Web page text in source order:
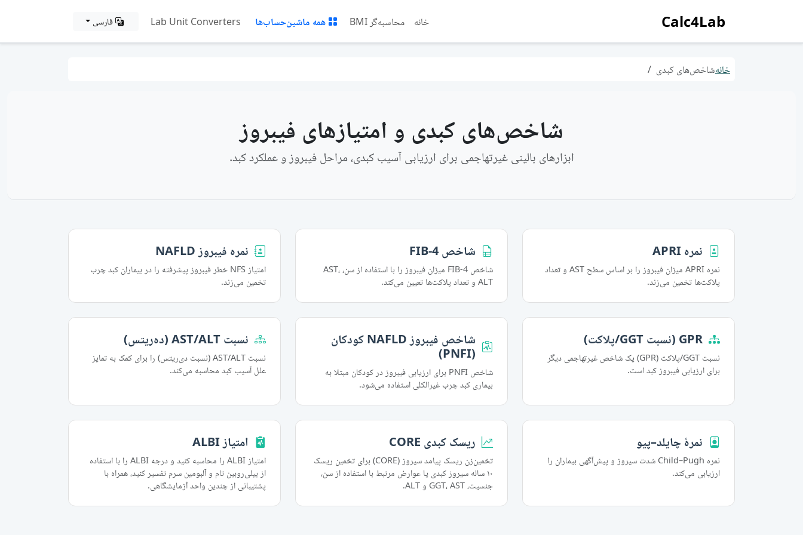
Calc4Lab فارسی خانه محاسبه‌گر BMI همه ماشین‌حساب‌ها Lab Unit Converters
خانهشاخص‌های کبدی
شاخص‌های کبدی و امتیازهای فیبروز
ابزارهای بالینی غیرتهاجمی برای ارزیابی آسیب کبدی، مراحل فیبروز و عملکرد کبد.
نمره APRI
نمره APRI میزان فیبروز را بر اساس سطح AST و تعداد
پلاکت‌ها تخمین می‌زند.
شاخص FIB-4
شاخص FIB-4 میزان فیبروز را با استفاده از سن، AST،
ALT و تعداد پلاکت‌ها تعیین می‌کند.
نمره فیبروز NAFLD
امتیاز NFS خطر فیبروز پیشرفته را در بیماران کبد چرب
تخمین می‌زند.
GPR (نسبت GGT/پلاکت)
نسبت GGT/پلاکت (GPR) یک شاخص غیرتهاجمی دیگر
برای ارزیابی فیبروز کبد است.
شاخص فیبروز NAFLD کودکان
(PNFI)
شاخص PNFI برای ارزیابی فیبروز در کودکان مبتلا به
بیماری کبد چرب غیرالکلی استفاده می‌شود.
نسبت AST/ALT (ده‌ریتس)
نسبت AST/ALT (نسبت دی‌ریتس) را برای کمک به تمایز
علل آسیب کبد محاسبه می‌کند.
نمرهٔ چایلد–پیو
نمره Child–Pugh شدت سیروز و پیش‌آگهی بیماران را
ارزیابی می‌کند.
ریسک کبدی CORE
تخمین‌زن ریسک پیامد سیروز (CORE) برای تخمین ریسک
۱۰ ساله سیروز کبدی یا عوارض مرتبط با استفاده از سن،
جنسیت، GGT، AST و ALT.
امتیاز ALBI
امتیاز ALBI را محاسبه کنید و درجه ALBI را با استفاده
از بیلی‌روبین تام و آلبومین سرم تفسیر کنید، همراه با
پشتیبانی از چندین واحد آزمایشگاهی.